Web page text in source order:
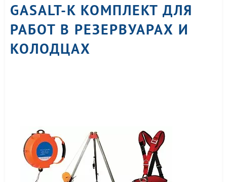
GASALT-K КОМПЛЕКТ ДЛЯ
РАБОТ В РЕЗЕРВУАРАХ И
КОЛОДЦАХ